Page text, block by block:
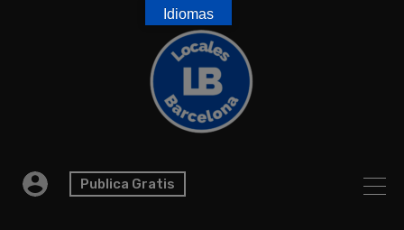
Publica Gratis
Idiomas